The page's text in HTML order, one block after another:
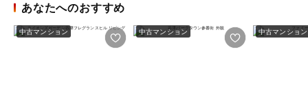
あなたへのおすすめ
中古マンション 中古マンション 中古マンション